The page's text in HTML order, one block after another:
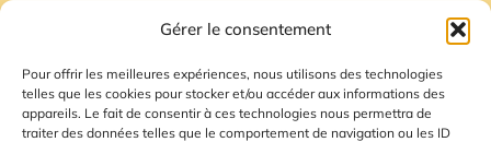
Gérer le consentement
Pour offrir les meilleures expériences, nous utilisons des technologies
telles que les cookies pour stocker et/ou accéder aux informations des
appareils. Le fait de consentir à ces technologies nous permettra de
traiter des données telles que le comportement de navigation ou les ID
Mentions Légales
Plan du site
Gestion des Cookies